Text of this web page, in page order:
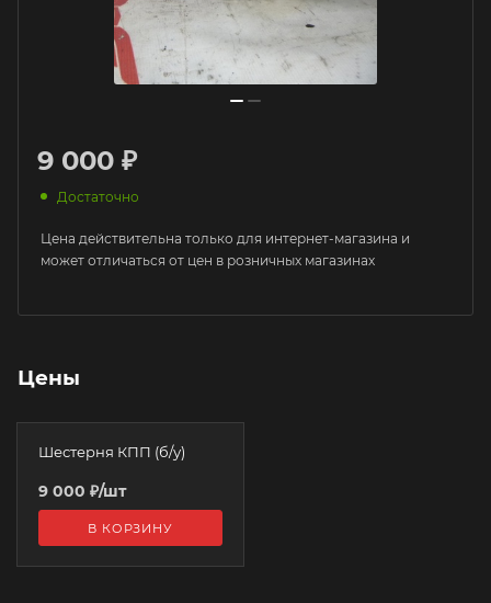
9 000 ₽
Достаточно
Цена действительна только для интернет-магазина и
может отличаться от цен в розничных магазинах
Цены
Шестерня КПП (б/у)
9 000 ₽/шт
В КОРЗИНУ